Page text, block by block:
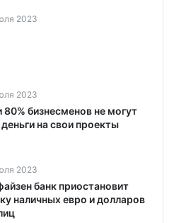
2023
2023
80% бизнесменов не могут
деньги на свои проекты
2023
банк приостановит
наличных евро и долларов